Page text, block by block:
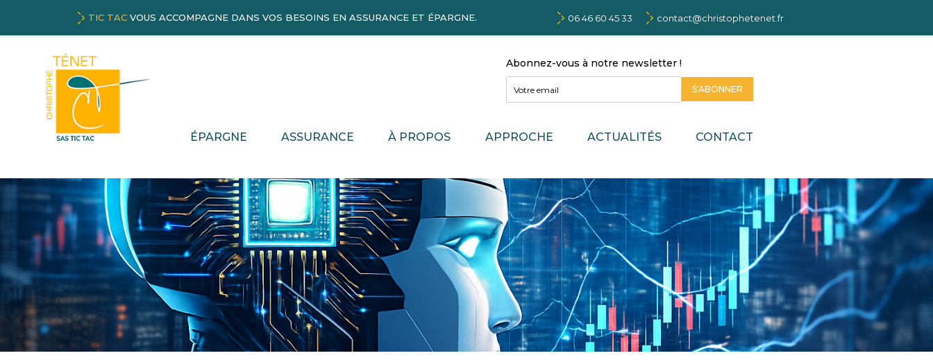
TIC TAC VOUS ACCOMPAGNE DANS VOS BESOINS EN ASSURANCE ET ÉPARGNE. 06 46 60 45 33 contact@christophetenet.fr
Abonnez-vous à notre newsletter !
*
m
l
S'ABONNER
ÉPARGNE ASSURANCE À PROPOS APPROCHE ACTUALITÉS CONTACT